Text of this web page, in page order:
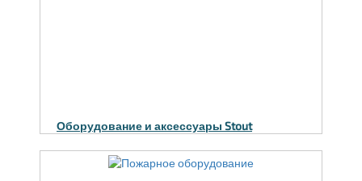
Оборудование и аксессуары Stout